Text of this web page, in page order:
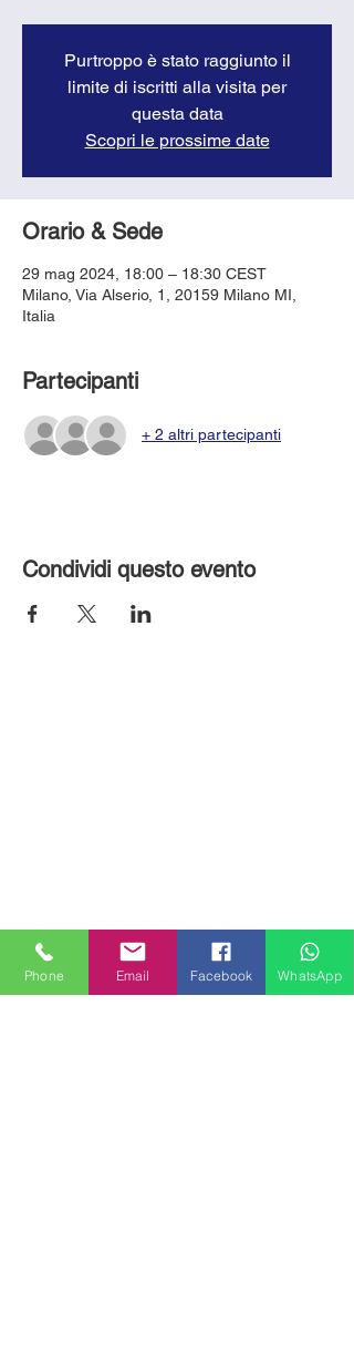
Purtroppo è stato raggiunto il
limite di iscritti alla visita per
questa data
Scopri le prossime date
Orario & Sede
29 mag 2024, 18:00 – 18:30 CEST
Milano, Via Alserio, 1, 20159 Milano MI,
Italia
Partecipanti
+ 2 altri partecipanti
Condividi questo evento
MILANHOUSES
Phone Email Facebook WhatsApp